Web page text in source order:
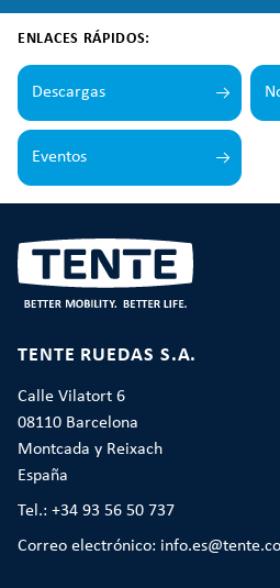
ENLACES RÁPIDOS:
Descargas
Eventos
TENTE RUEDAS S.A.
Calle Vilatort 6
08110 Barcelona
Montcada y Reixach
España
Tel.: +34 93 56 50 737
Correo electrónico: